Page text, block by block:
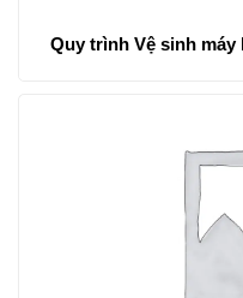
Quy trình Vệ sinh